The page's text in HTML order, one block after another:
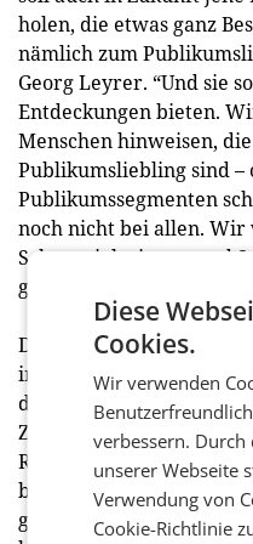
holen, die etwas ganz
nämlich zum
Georg Leyrer. “Und sie
Entdeckungen bieten.
Menschen hinweisen,
Publikumsliebling sind –
Publikumssegmenten
noch nicht bei allen. Wir
Schauspielerinnen und
gerade große
Daher wurde die
in “Entdeckungen”
dieser Kategorie alle
Zug kommen, die im
Rollen, herausragende
besonders steil nach
gezeigt haben.
Diese
Cookies.
Wir verwenden
verbessern.
unserer Webseite
Verwendung von
Cookie-Richtlinie